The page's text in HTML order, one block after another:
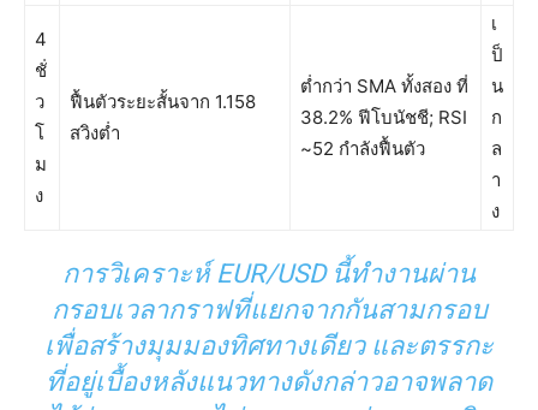
4
ชั่
ว
โ
ม
ง
ฟื้นตัวระยะสั้นจาก 1.158
สวิงต่ำ
ต่ำกว่า SMA ทั้งสอง ที่
38.2% ฟีโบนัชชี; RSI
~52 กำลังฟื้นตัว
เ
ป็
น
ก
ล
า
ง
การวิเคราะห์ EUR/USD นี้ทำงานผ่าน
กรอบเวลากราฟที่แยกจากกันสามกรอบ
เพื่อสร้างมุมมองทิศทางเดียว และตรรกะ
ที่อยู่เบื้องหลังแนวทางดังกล่าวอาจพลาด